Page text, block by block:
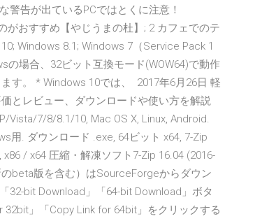
警告が出ているPCではとくに注意！
がおすすめ【やじうまの杜】; 2 カフェでのテ
Windows 8.1; Windows 7（Service Pack 1
場合、32ビット互換モード(WOW64)で動作
す。 * Windows 10では、 2017年6月26日 軽
とレビュー、ダウンロードや使い方を解説
Vista/7/8/8.1/10, Mac OS X, Linux, Android.
用. ダウンロード .exe, 64ビット x64, 7-Zip
/ x64 圧縮・解凍ソフト7-Zip 16.04 (2016-
beta版を含む）はSourceForgeからダウン
32-bit Download」「64-bit Download」ボタ
」「Copy Link for 64bit」をクリックする